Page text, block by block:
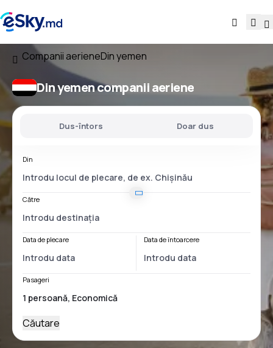
Companii aerieneDin yemen
Din yemen companii aeriene
Dus-întors Doar dus
Din
Către
Data de plecare Data de întoarcere
Pasageri
Căutare